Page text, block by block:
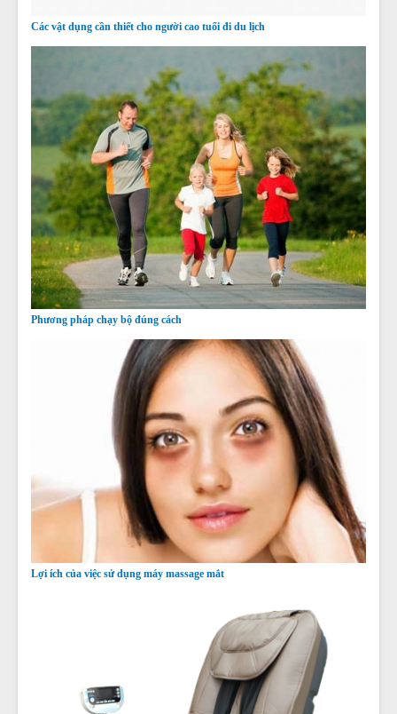
Các vật dụng cần thiết cho người cao tuổi đi du lịch
Phương pháp chạy bộ đúng cách
Lợi ích của việc sử dụng máy massage mắt